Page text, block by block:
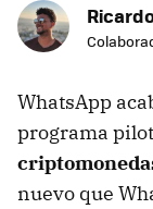
WhatsApp
programa
nuevo que